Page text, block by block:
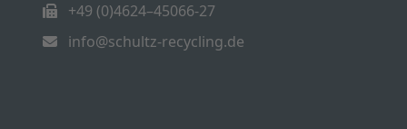
+49 (0)4624–45066-27
info@schultz-recycling.de